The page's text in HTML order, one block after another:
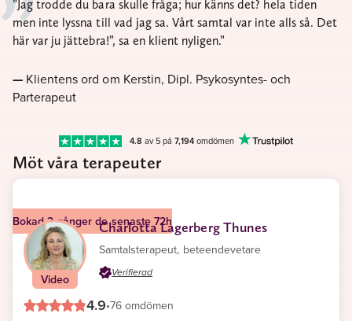
Jag trodde du bara skulle fråga; hur känns det? hela tiden
men inte lyssna till vad jag sa. Vårt samtal var inte alls så. Det
här var ju jättebra!”, sa en klient nyligen.
Klientens ord om Kerstin, Dipl. Psykosyntes- och
Parterapeut
4.8 av 5 på7,194omdömen
Möt våra terapeuter
Bokad 3 gånger de senaste 72h
Video
Charlotta Lagerberg Thunes
Verifierad
Samtalsterapeut, beteendevetare
4.9•76 omdömen